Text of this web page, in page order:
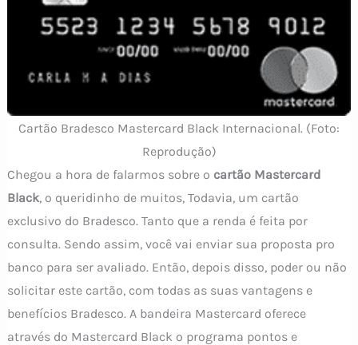
Cartão Bradesco Mastercard Black Internacional. (Foto:
Reprodução)
Chegou a hora de falarmos sobre o cartão Mastercard
Black, o queridinho de muitos, Todavia, um cartão
exclusivo do Bradesco. Tanto que a renda é feita por
consulta. Sendo assim, você vai enviar sua proposta pro
banco para ser avaliado. Então, depois disso, poder ou não
solicitar este cartão, com todas as suas vantagens e
benefícios Bradesco. A bandeira Mastercard oferece
através do Mastercard Black o programa pontos e